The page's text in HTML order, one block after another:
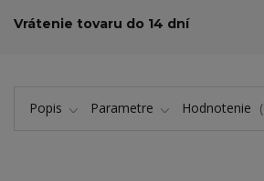
Vrátenie tovaru do 14 dní
Popis Parametre Hodnotenie